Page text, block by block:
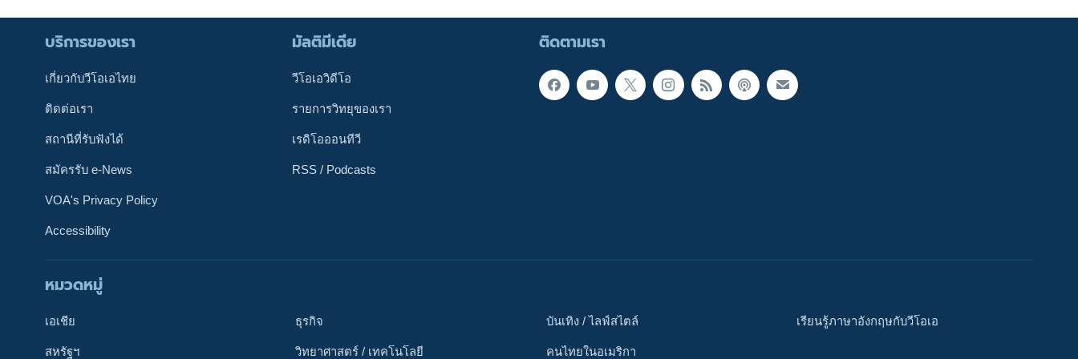
ติดตามเรา
ติดตามเรา
บริการของเรา
เกี่ยวกับวีโอเอไทย
ติดต่อเรา
สถานีที่รับฟังได้
สมัครรับ e-News
VOA's Privacy Policy
Accessibility
มัลติมีเดีย
วีโอเอวิดีโอ
รายการวิทยุของเรา
เรดิโอออนทีวี
RSS / Podcasts
หมวดหมู่
เอเชีย
สหรัฐฯ
ธุรกิจ
วิทยาศาสตร์ / เทคโนโลยี
บันเทิง / ไลฟ์สไตล์
คนไทยในอเมริกา
เรียนรู้ภาษาอังกฤษกับวีโอเอ